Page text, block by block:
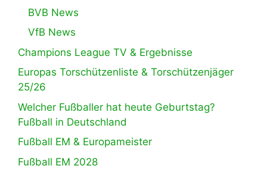
BVB News
VfB News
Champions League TV & Ergebnisse
Europas Torschützenliste & Torschützenjäger
25/26
Welcher Fußballer hat heute Geburtstag?
Fußball in Deutschland
Fußball EM & Europameister
Fußball EM 2028